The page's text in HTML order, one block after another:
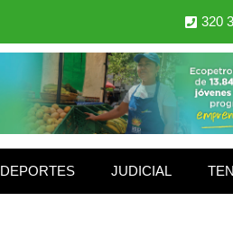
320
DEPORTES JUDICIAL